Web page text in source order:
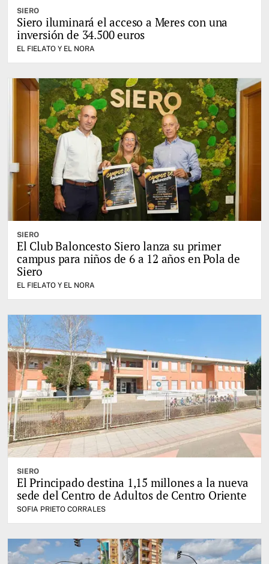
SIERO
Siero iluminará el acceso a Meres con una
inversión de 34.500 euros
EL FIELATO Y EL NORA
SIERO
El Club Baloncesto Siero lanza su primer
campus para niños de 6 a 12 años en Pola de
Siero
EL FIELATO Y EL NORA
SIERO
El Principado destina 1,15 millones a la nueva
sede del Centro de Adultos de Centro Oriente
SOFIA PRIETO CORRALES